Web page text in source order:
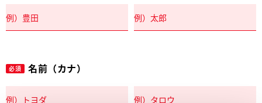
必須 名前（カナ）